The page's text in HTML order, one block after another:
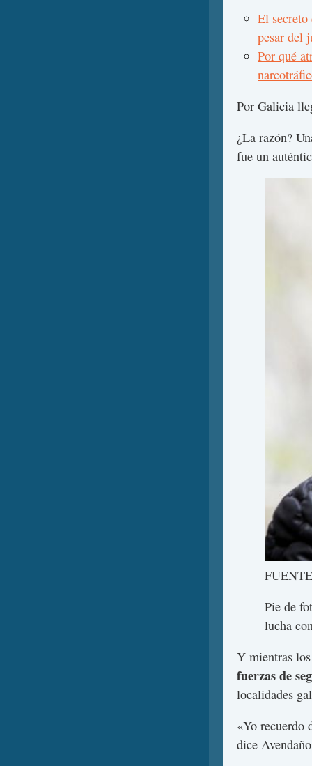
El
pesar del
Por qué
Por Galicia
¿La razón?
fue un
Pie de
lucha
Y mientras
fuerzas de
localidades
«Yo recuerdo
dice